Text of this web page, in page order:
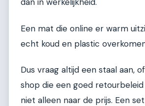
Een mat die online er warm
echt koud en plastic
Dus vraag altijd een staal aan,
shop die een goed
niet alleen naar de prijs. Een